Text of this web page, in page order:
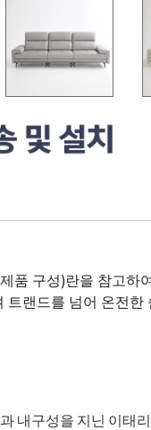
품 구성)란을 참고
랜드를 넘어 온전
내구성을 지닌 이태